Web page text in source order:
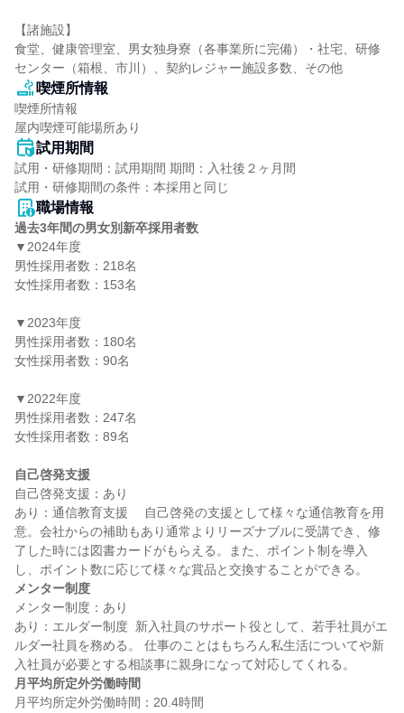
【諸施設】
食堂、健康管理室、男女独身寮（各事業所に完備）・社宅、研修
センター（箱根、市川）、契約レジャー施設多数、その他
喫煙所情報
喫煙所情報
屋内喫煙可能場所あり
試用期間
試用・研修期間：試用期間 期間：入社後２ヶ月間
職場情報
過去3年間の男女別新卒採用者数
▼2024年度
男性採用者数：218名
女性採用者数：153名
▼2023年度
男性採用者数：180名
女性採用者数：90名
▼2022年度
男性採用者数：247名
女性採用者数：89名
自己啓発支援
自己啓発支援：あり
あり：通信教育支援　 自己啓発の支援として様々な通信教育を用
意。会社からの補助もあり通常よりリーズナブルに受講でき、修
了した時には図書カードがもらえる。また、ポイント制を導入
メンター制度
メンター制度：あり
あり：エルダー制度  新入社員のサポート役として、若手社員がエ
ルダー社員を務める。 仕事のことはもちろん私生活についてや新
月平均所定外労働時間